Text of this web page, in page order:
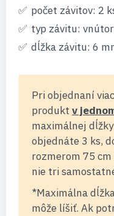
počet závitov: 2
typ závitu:
dĺžka závitu: 6
Pri objednaní
produkt v
maximálnej
objednáte 3 ks,
rozmerom 75
nie tri
*Maximálna
môže líšiť. Ak